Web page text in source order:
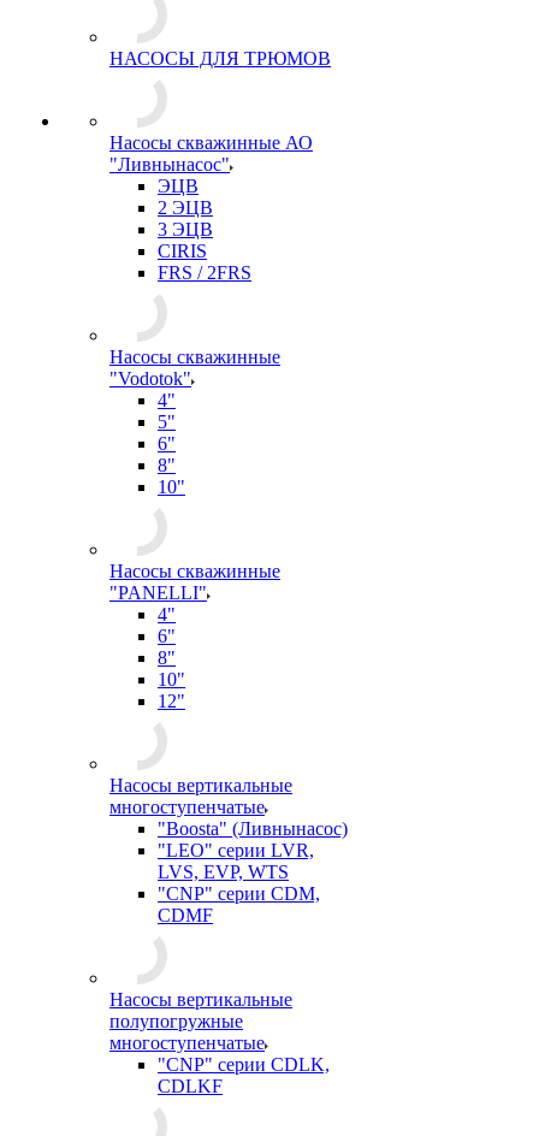
НАСОСЫ ДЛЯ ТРЮМОВ
Насосы скважинные АО
"Ливнынасос"
ЭЦВ
2 ЭЦВ
3 ЭЦВ
CIRIS
FRS / 2FRS
Насосы скважинные
"Vodotok"
4"
5"
6"
8"
10"
Насосы скважинные
"PANELLI"
4"
6"
8"
10"
12"
Насосы вертикальные
многоступенчатые
"Boosta" (Ливнынасос)
"LEO" серии LVR,
LVS, EVP, WTS
"CNP" серии CDM,
CDMF
Насосы вертикальные
полупогружные
многоступенчатые
"CNP" серии CDLK,
CDLKF